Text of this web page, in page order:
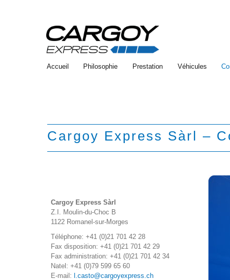
Accueil Philosophie Prestation Véhicules
Cargoy Express Sàrl –
Cargoy Express Sàrl
Z.I. Moulin-du-Choc B
1122 Romanel-sur-Morges
Téléphone: +41 (0)21 701 42 28
Fax disposition: +41 (0)21 701 42 29
Fax administration: +41 (0)21 701 42 34
Natel: +41 (0)79 599 65 60
E-mail: l.casto@cargoyexpress.ch